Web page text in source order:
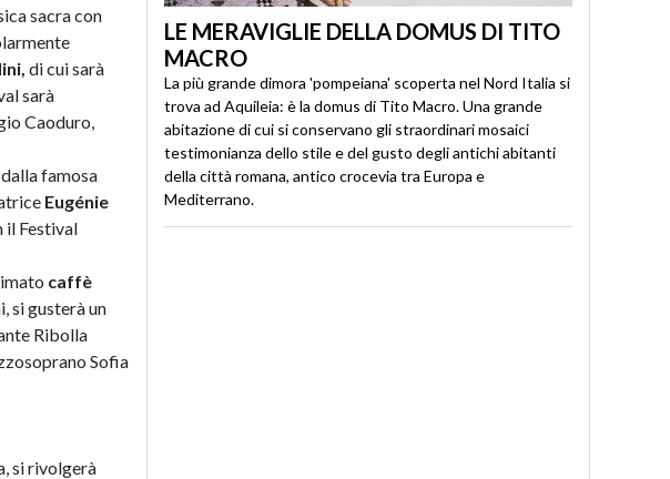
sacra con
di cui sarà
sarà
Caoduro,
famosa
Eugénie
il Festival
caffè
si gusterà un
Ribolla
Sofia
si rivolgerà
LE MERAVIGLIE DELLA DOMUS DI TITO
MACRO
La più grande dimora 'pompeiana' scoperta nel Nord Italia si
trova ad Aquileia: è la domus di Tito Macro. Una grande
abitazione di cui si conservano gli straordinari mosaici
testimonianza dello stile e del gusto degli antichi abitanti
della città romana, antico crocevia tra Europa e
Mediterrano.